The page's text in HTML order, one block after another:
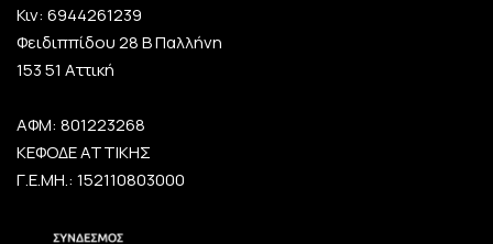
Κιν: 6944261239
Φειδιππίδου 28 Β Παλλήνη
153 51 Αττική
ΑΦΜ: 801223268
ΚΕΦΟΔΕ ΑΤΤΙΚΗΣ
Γ.Ε.ΜΗ.: 152110803000